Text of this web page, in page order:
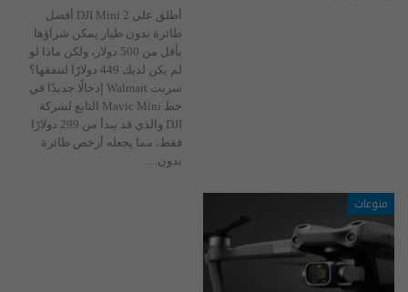
أطلق على DJI Mini 2 أفضل
طائرة بدون طيار يمكن شراؤها
بأقل من 500 دولار، ولكن ماذا لو
لم يكن لديك 449 دولارًا لتنفقها؟
سربت Walmart إدخالًا جديدًا في
خط Mavic Mini التابع لشركة
DJI والذي قد يبدأ من 299 دولارًا
فقط، مما يجعله أرخص طائرة
بدون…
منوعات